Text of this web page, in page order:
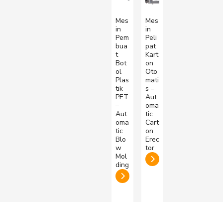
Mes
in
Pem
bua
t
Bot
ol
Plas
tik
PET
–
Aut
oma
tic
Blo
w
Mol
ding
Mes
in
Peli
pat
Kart
on
Oto
mati
s –
Aut
oma
tic
Cart
on
Erec
tor